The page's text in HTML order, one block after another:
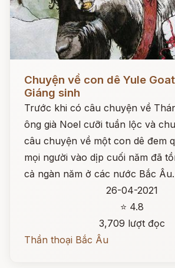
Chuyện về con dê Yule
Giáng sinh
Trước khi có câu chuyện về
ông già Noel cưỡi tuần lộc và
câu chuyện về một con dê đem
mọi người vào dịp cuối năm đã
cả ngàn năm ở các nước Bắc Âu.
26-04-2021
⭐ 4.8
3,709 lượt đọc
Thần thoại Bắc Âu